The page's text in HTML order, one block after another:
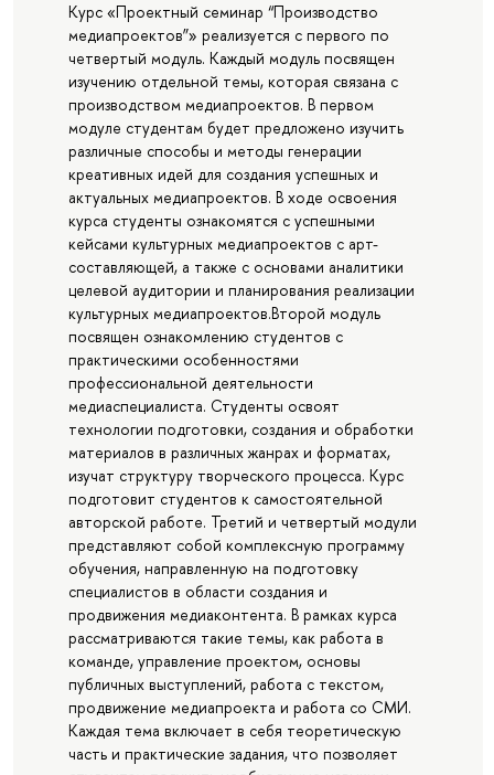
Курс «Проектный семинар “Производство
медиапроектов”» реализуется с первого по
четвертый модуль. Каждый модуль посвящен
изучению отдельной темы, которая связана с
производством медиапроектов. В первом
модуле студентам будет предложено изучить
различные способы и методы генерации
креативных идей для создания успешных и
актуальных медиапроектов. В ходе освоения
курса студенты ознакомятся с успешными
кейсами культурных медиапроектов с арт-
составляющей, а также с основами аналитики
целевой аудитории и планирования реализации
культурных медиапроектов.Второй модуль
посвящен ознакомлению студентов с
практическими особенностями
профессиональной деятельности
медиаспециалиста. Студенты освоят
технологии подготовки, создания и обработки
материалов в различных жанрах и форматах,
изучат структуру творческого процесса. Курс
подготовит студентов к самостоятельной
авторской работе. Третий и четвертый модули
представляют собой комплексную программу
обучения, направленную на подготовку
специалистов в области создания и
продвижения медиаконтента. В рамках курса
рассматриваются такие темы, как работа в
команде, управление проектом, основы
публичных выступлений, работа с текстом,
продвижение медиапроекта и работа со СМИ.
Каждая тема включает в себя теоретическую
часть и практические задания, что позволяет